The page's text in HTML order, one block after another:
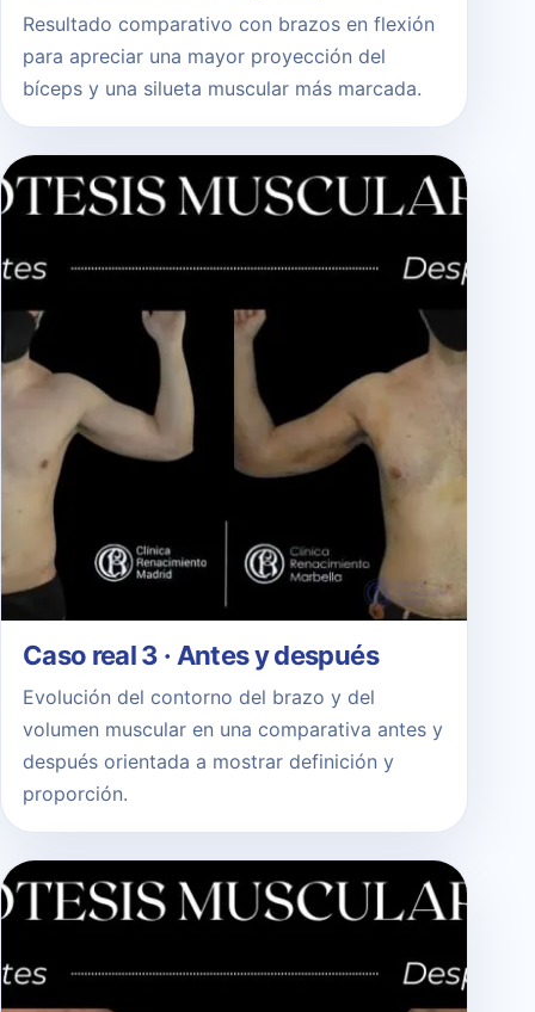
Resultado comparativo con brazos en flexión
para apreciar una mayor proyección del
bíceps y una silueta muscular más marcada.
Caso real 3 · Antes y después
Evolución del contorno del brazo y del
volumen muscular en una comparativa antes y
después orientada a mostrar definición y
proporción.